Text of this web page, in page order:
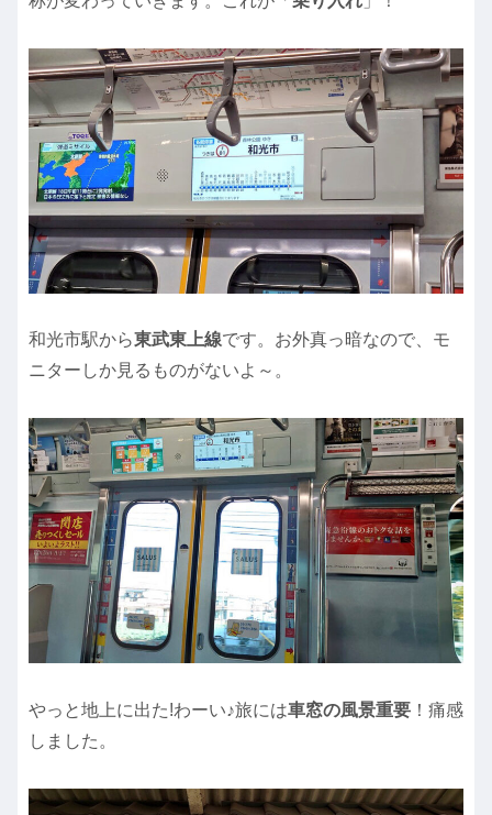
和光市駅から東武東上線です。お外真っ暗なので、モ
ニターしか見るものがないよ～。
やっと地上に出た!わーい♪旅には車窓の風景重要 ！痛感
しました。